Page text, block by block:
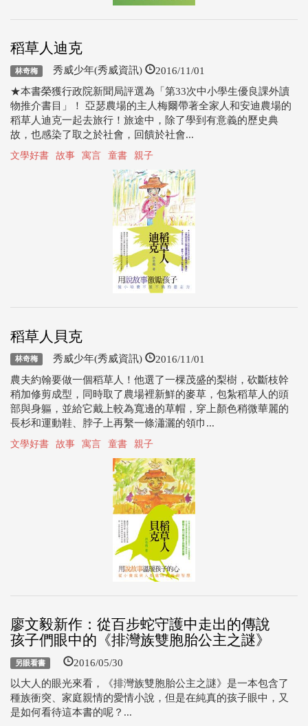
稻草人迪克
林奇梅 秀威少年(秀威資訊) 2016/11/01
★本書榮獲行政院新聞局評選為「第33次中小學生優良課外讀
物推介書目」！ 亞瑟農場的主人梅爾帶著全家人和安迪農場的
稻草人迪克一起去旅行！旅途中，除了學到有意義的歷史典
故，也感染了取之於社會，回饋於社會...
文學好書 故事 寓言 童書 親子
稻草人貝克
林奇梅 秀威少年(秀威資訊) 2016/11/01
農夫約翰要做一個稻草人！他選了一棵茂盛的梨樹，砍斷枝幹
稍加修剪成型，同時取了農場裡新鮮的麥草，包紮稻草人的頭
部與身軀，並給它戴上較為寬邊的草帽，穿上顏色稍微華麗的
長杉和運動鞋、脖子上再繫一條瀟灑的領巾...
文學好書 故事 寓言 童書 親子
廖文毅新作：從百步蛇守護中走出的傳說
孩子們眼中的《排灣族雙胞胎公主之謎》
另眼看書 2016/05/30
以大人的眼光來看，《排灣族雙胞胎公主之謎》是一本包含了
種族衝突、家庭親情的愛情小說，但是在純真的孩子眼中，又
是如何看待這本書的呢？...